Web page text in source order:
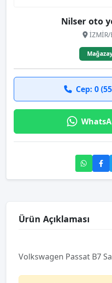
Nilser oto
İZMİR/
Cep: 0
Ürün Açıklaması
Volkswagen Passat B7